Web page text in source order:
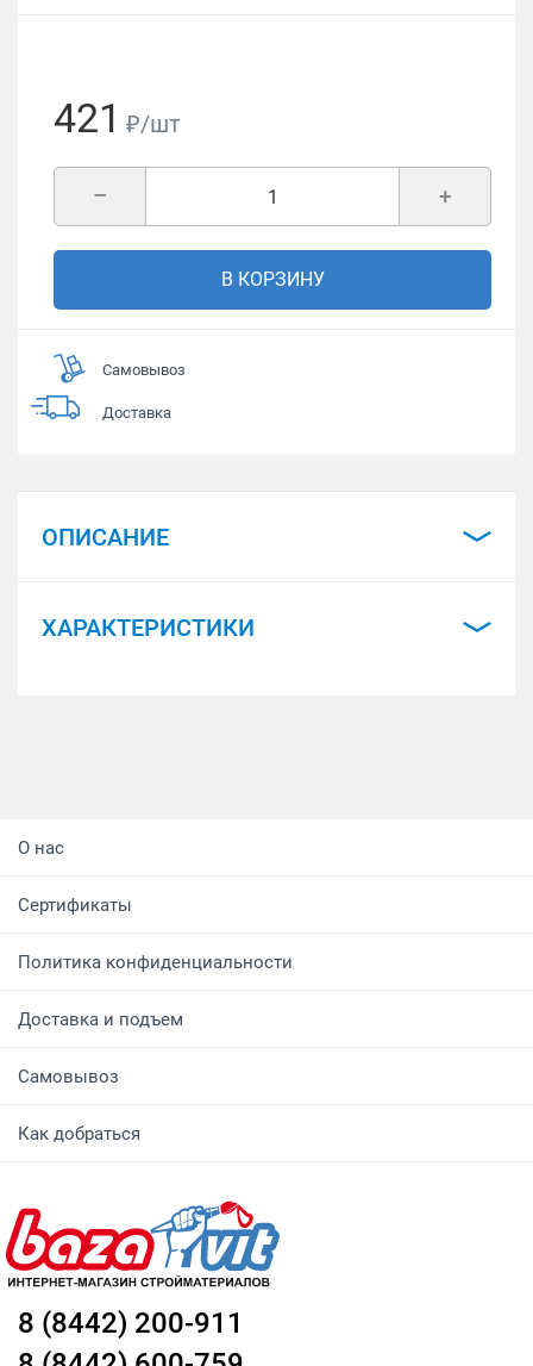
421 ₽/шт
+
–
В КОРЗИНУ
Самовывоз
Доставка
ОПИСАНИЕ
ХАРАКТЕРИСТИКИ
О нас
Сертификаты
Политика конфиденциальности
Доставка и подъем
Самовывоз
Как добраться
8 (8442) 200-911